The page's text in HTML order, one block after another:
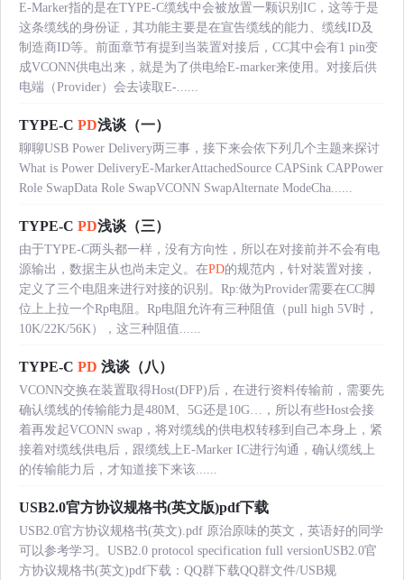
E-Marker指的是在TYPE-C缆线中会被放置一颗识别IC，这等于是
这条缆线的身份证，其功能主要是在宣告缆线的能力、缆线ID及
制造商ID等。前面章节有提到当装置对接后，CC其中会有1 pin变
成VCONN供电出来，就是为了供电给E-marker来使用。对接后供
电端（Provider）会去读取E-......
TYPE-C PD浅谈（一）
聊聊USB Power Delivery两三事，接下来会依下列几个主题来探讨
What is Power DeliveryE-MarkerAttachedSource CAPSink CAPPower
Role SwapData Role SwapVCONN SwapAlternate ModeCha......
TYPE-C PD浅谈（三）
由于TYPE-C两头都一样，没有方向性，所以在对接前并不会有电
源输出，数据主从也尚未定义。在PD的规范内，针对装置对接，
定义了三个电阻来进行对接的识别。Rp:做为Provider需要在CC脚
位上上拉一个Rp电阻。Rp电阻允许有三种阻值（pull high 5V时，
10K/22K/56K），这三种阻值......
TYPE-C PD 浅谈（八）
VCONN交换在装置取得Host(DFP)后，在进行资料传输前，需要先
确认缆线的传输能力是480M、5G还是10G…，所以有些Host会接
着再发起VCONN swap，将对缆线的供电权转移到自己本身上，紧
接着对缆线供电后，跟缆线上E-Marker IC进行沟通，确认缆线上
的传输能力后，才知道接下来该......
USB2.0官方协议规格书(英文版)pdf下载
USB2.0官方协议规格书(英文).pdf 原治原味的英文，英语好的同学
可以参考学习。USB2.0 protocol specification full versionUSB2.0官
方协议规格书(英文)pdf下载：QQ群下载QQ群文件/USB规